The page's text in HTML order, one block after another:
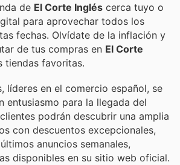
de El Corte Inglés cerca tuyo o
para aprovechar todos los
fechas. Olvídate de la inflación y
de tus compras en El Corte
tiendas favoritas.
líderes en el comercio español, se
entusiasmo para la llegada del
podrán descubrir una amplia
con descuentos excepcionales,
anuncios semanales,
disponibles en su sitio web oficial.